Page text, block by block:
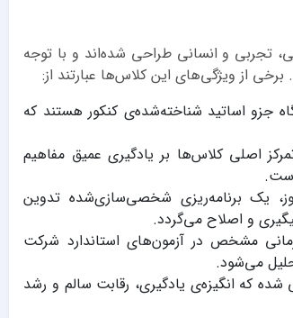
تجربی و انسانی طراحی شده‌اند و با توجه
از ویژگی‌های این کلاس‌ها عبارتند از:
جزو اساتید شناخته‌شده‌ی کنکور هستند که
اصلی کلاس‌ها بر یادگیری عمیق مفاهیم
یک برنامه‌ریزی شخصی‌سازی‌شده تدوین
و اصلاح می‌گردد.
مشخص در آزمون‌های استاندارد شرکت
می‌شود.
که انگیزه‌ی یادگیری، رقابت سالم و رشد